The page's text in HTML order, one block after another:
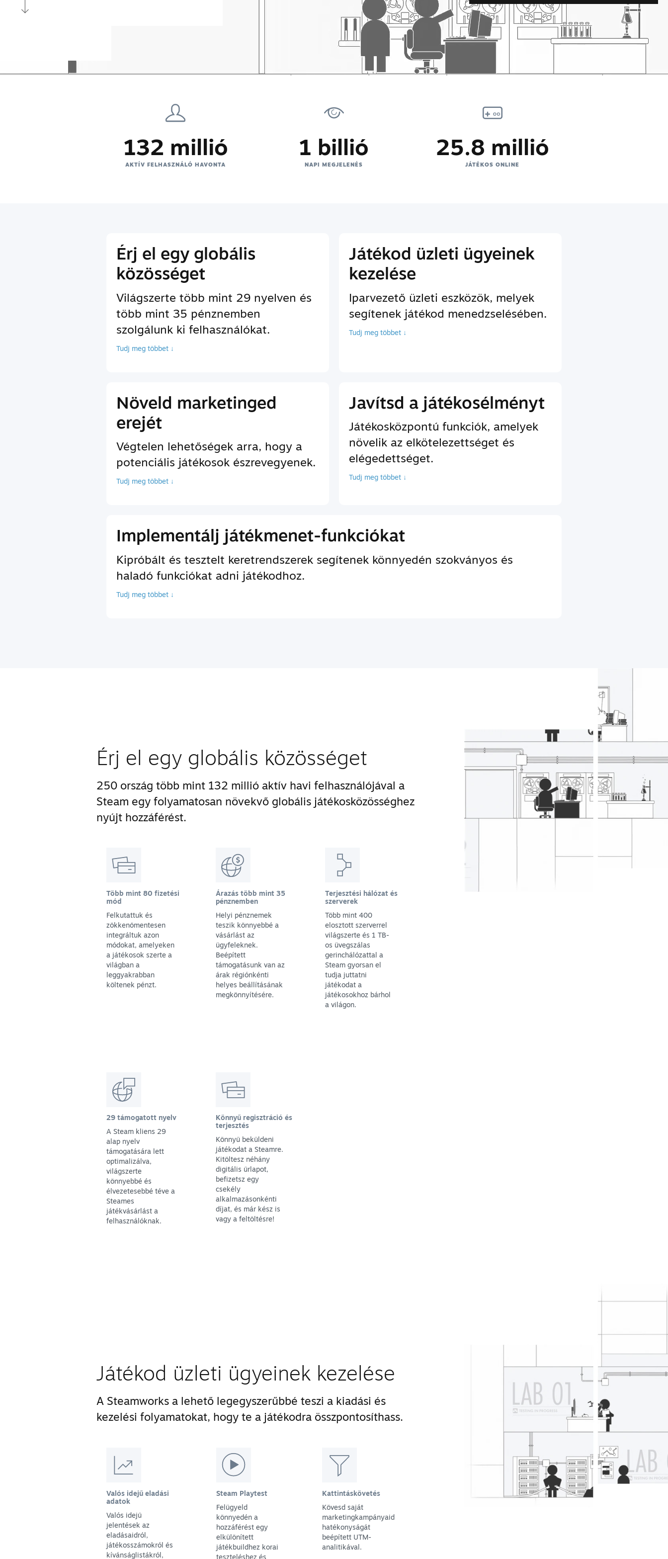
132 millió
AKTÍV FELHASZNÁLÓ HAVONTA
1 billió
NAPI MEGJELENÉS
25.8 millió
JÁTÉKOS ONLINE
Érj el egy globális
közösséget
Világszerte több mint 29 nyelven és
több mint 35 pénznemben
szolgálunk ki felhasználókat.
Tudj meg többet ↓
Játékod üzleti ügyeinek
kezelése
Iparvezető üzleti eszközök, melyek
segítenek játékod menedzselésében.
Tudj meg többet ↓
Növeld marketinged
erejét
Végtelen lehetőségek arra, hogy a
potenciális játékosok észrevegyenek.
Tudj meg többet ↓
Javítsd a játékosélményt
Játékosközpontú funkciók, amelyek
növelik az elkötelezettséget és
elégedettséget.
Tudj meg többet ↓
Implementálj játékmenet-funkciókat
Kipróbált és tesztelt keretrendszerek segítenek könnyedén szokványos és
haladó funkciókat adni játékodhoz.
Tudj meg többet ↓
Érj el egy globális közösséget
250 ország több mint 132 millió aktív havi felhasználójával a
Steam egy folyamatosan növekvő globális játékosközösséghez
nyújt hozzáférést.
Több mint 80 fizetési
mód
Felkutattuk és
zökkenőmentesen
integráltuk azon
módokat, amelyeken
a játékosok szerte a
világban a
leggyakrabban
költenek pénzt.
Árazás több mint 35
pénznemben
Helyi pénznemek
teszik könnyebbé a
vásárlást az
ügyfeleknek.
Beépített
támogatásunk van az
árak régiónkénti
helyes beállításának
megkönnyítésére.
Terjesztési hálózat és
szerverek
Több mint 400
elosztott szerverrel
világszerte és 1 TB-
os üvegszálas
gerinchálózattal a
Steam gyorsan el
tudja juttatni
játékodat a
játékosokhoz bárhol
a világon.
29 támogatott nyelv
A Steam kliens 29
alap nyelv
támogatására lett
optimalizálva,
világszerte
könnyebbé és
élvezetesebbé téve a
Steames
játékvásárlást a
felhasználóknak.
Könnyű regisztráció és
terjesztés
Könnyű beküldeni
játékodat a Steamre.
Kitöltesz néhány
digitális űrlapot,
befizetsz egy
csekély
alkalmazásonkénti
díjat, és már kész is
vagy a feltöltésre!
Játékod üzleti ügyeinek kezelése
A Steamworks a lehető legegyszerűbbé teszi a kiadási és
kezelési folyamatokat, hogy te a játékodra összpontosíthass.
Valós idejű eladási
adatok
Valós idejű
jelentések az
eladásaidról,
játékosszámokról és
kívánságlistákról,
Steam Playtest
Felügyeld
könnyedén a
hozzáférést egy
elkülönített
játékbuildhez korai
teszteléshez és
Kattintáskövetés
Kövesd saját
marketingkampányaid
hatékonyságát
beépített UTM-
analitikával.